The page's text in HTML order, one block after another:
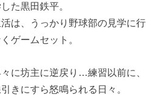
た黒田鉄平。
は、うっかり野球部の見学に行
ゲームセット。
に坊主に逆戻り…練習以前に、
きにすら怒鳴られる日々。